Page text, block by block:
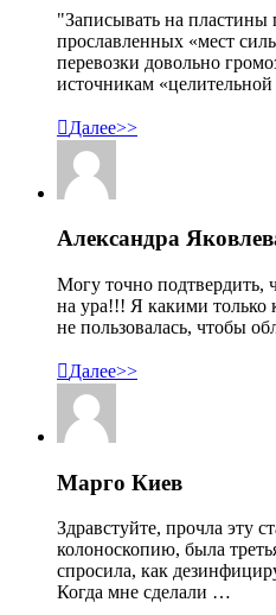
"Записывать на пластины
прославленных «мест
перевозки довольно
источникам
Далее>>
Александра
Могу точно подтвердить,
на ура!!! Я какими только
не пользовалась, чтобы
Далее>>
Марго Киев
Здравстуйте, прочла эту
колоноскопию, была
спросила, как
Когда мне сделали …